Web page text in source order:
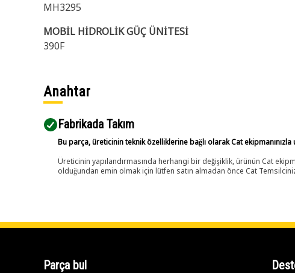
MH3295
MOBİL HİDROLİK GÜÇ ÜNİTESİ
390F
Anahtar
Fabrikada Takım
Bu parça, üreticinin teknik özelliklerine bağlı olarak Cat ekipmanınızla
Üreticinin yapılandırmasında herhangi bir değişiklik, ürünün Cat
olduğundan emin olmak için lütfen satın almadan önce Cat
Parça bul